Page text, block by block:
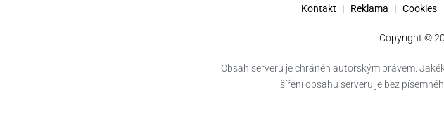
Kontakt Reklama Cookies
Copyright ©
Obsah serveru je chráněn autorským právem.
šíření obsahu serveru je bez